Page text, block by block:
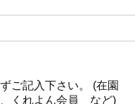
ご記入下さい。 (在園
、くれよん会員 など)